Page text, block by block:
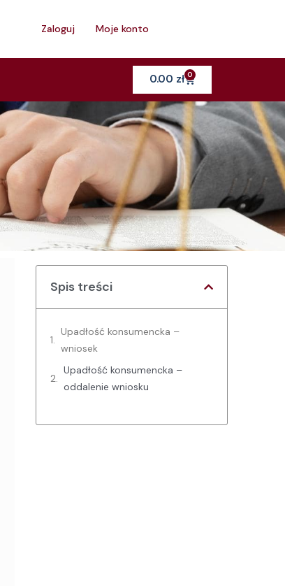
Zaloguj Moje konto
0.00 zł 0Cart
Spis treści
Upadłość konsumencka –
wniosek
Upadłość konsumencka –
oddalenie wniosku